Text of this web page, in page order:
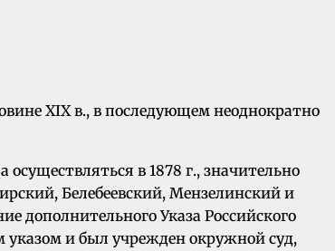
XIX в., в последующем неоднократно
в 1878 г., значительно
Белебеевский, Мензелинский и
дополнительного Указа Российского
указом и был учрежден окружной суд,